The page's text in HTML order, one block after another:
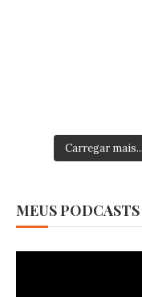
Carregar mais...
MEUS PODCASTS